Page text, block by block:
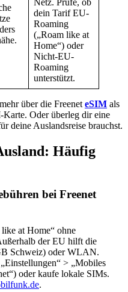
Netz. Prüfe, ob
dein Tarif EU-
Roaming
(„Roam like at
Home“) oder
Nicht-EU-
Roaming
unterstützt.
über die Freenet eSIM als
Oder überleg dir eine
deine Auslandsreise brauchst.
Häufig
bei Freenet
at Home“ ohne
der EU hilft die
Schweiz) oder WLAN.
> „Mobiles
oder kaufe lokale SIMs.
.